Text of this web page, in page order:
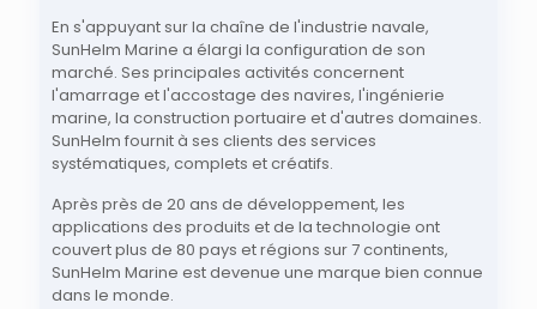
En s'appuyant sur la chaîne de l'industrie navale,
SunHelm Marine a élargi la configuration de son
marché. Ses principales activités concernent
l'amarrage et l'accostage des navires, l'ingénierie
marine, la construction portuaire et d'autres domaines.
SunHelm fournit à ses clients des services
systématiques, complets et créatifs.
Après près de 20 ans de développement, les
applications des produits et de la technologie ont
couvert plus de 80 pays et régions sur 7 continents,
SunHelm Marine est devenue une marque bien connue
dans le monde.